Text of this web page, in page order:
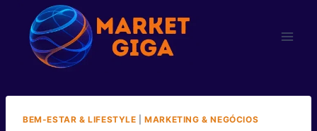
Conteúdo
BEM-ESTAR & LIFESTYLE |MARKETING & NEGÓCIOS